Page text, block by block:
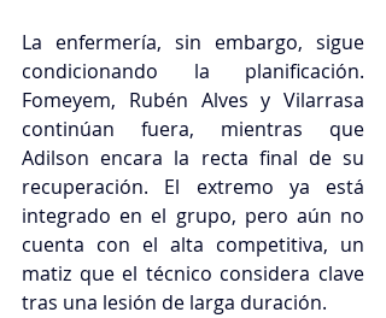
La enfermería, sin embargo, sigue
condicionando la planificación.
Fomeyem, Rubén Alves y Vilarrasa
continúan fuera, mientras que
Adilson encara la recta final de su
recuperación. El extremo ya está
integrado en el grupo, pero aún no
cuenta con el alta competitiva, un
matiz que el técnico considera clave
tras una lesión de larga duración.